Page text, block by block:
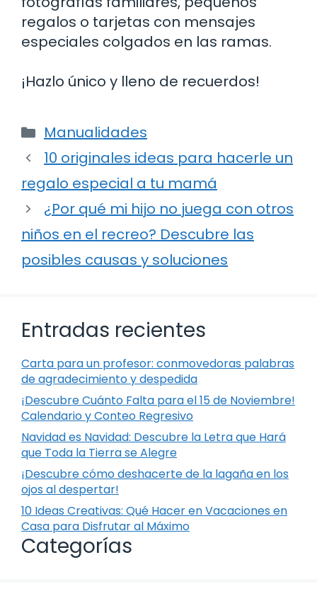
regalos o tarjetas con mensajes
especiales colgados en las ramas.
¡Hazlo único y lleno de recuerdos!
Categorías
Manualidades
10 originales ideas para hacerle un
regalo especial a tu mamá
¿Por qué mi hijo no juega con otros
niños en el recreo? Descubre las
posibles causas y soluciones
Entradas recientes
Carta para un profesor: conmovedoras palabras
de agradecimiento y despedida
¡Descubre Cuánto Falta para el 15 de Noviembre!
Calendario y Conteo Regresivo
Navidad es Navidad: Descubre la Letra que Hará
que Toda la Tierra se Alegre
¡Descubre cómo deshacerte de la lagaña en los
ojos al despertar!
10 Ideas Creativas: Qué Hacer en Vacaciones en
Casa para Disfrutar al Máximo
Categorías